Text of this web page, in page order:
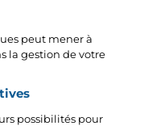
peut mener à
la gestion de votre
possibilités pour